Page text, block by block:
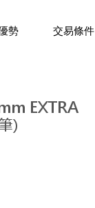
勢 交易條件
EXTRA
)